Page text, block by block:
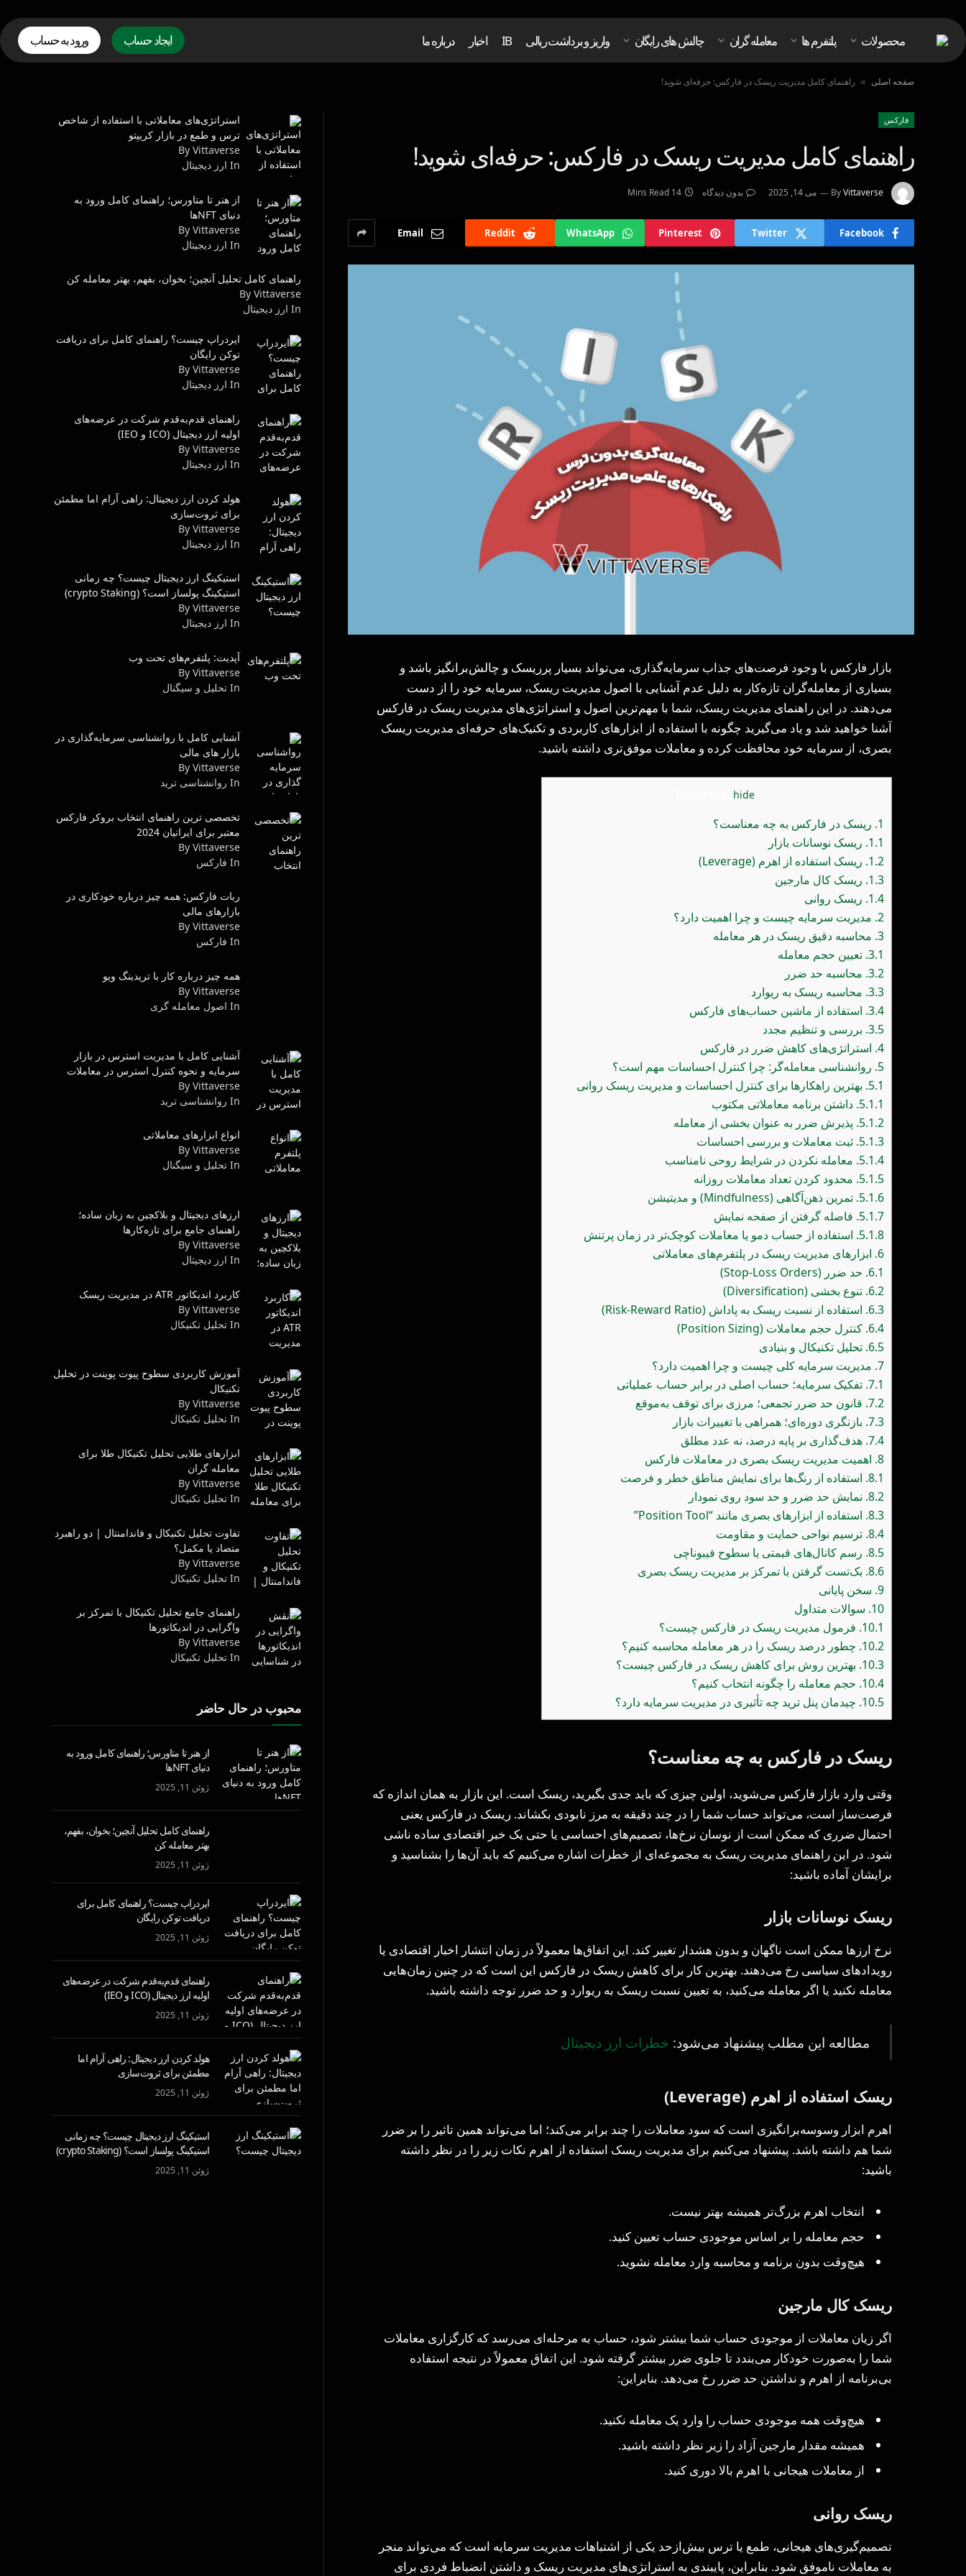
محصولات پلتفرم ها معامله گران چالش های رایگان واریز و برداشت ریالی IB اخبار درباره ما ایجاد حساب ورود به حساب
صفحه اصلی » راهنمای کامل مدیریت ریسک در فارکس: حرفه‌ای شوید!
فاركس
راهنمای کامل مدیریت ریسک در فارکس: حرفه‌ای شوید!
ByVittaverse می 14, 2025 بدون دیدگاه 14 Mins Read
Facebook
Twitter
Pinterest
WhatsApp
Reddit
Email
بازار فارکس با وجود فرصت‌های جذاب سرمایه‌گذاری، می‌تواند بسیار پرریسک و چالش‌برانگیز باشد و
بسیاری از معامله‌گران تازه‌کار به دلیل عدم آشنایی با اصول مدیریت ریسک، سرمایه خود را از دست
می‌دهند. در این راهنمای مدیریت ریسک، شما با مهم‌ترین اصول و استراتژی‌های مدیریت ریسک در فارکس
آشنا خواهید شد و یاد می‌گیرید چگونه با استفاده از ابزارهای کاربردی و تکنیک‌های حرفه‌ای مدیریت ریسک
بصری، از سرمایه خود محافظت کرده و معاملات موفق‌تری داشته باشید.
hide]
1. ریسک در فارکس به چه معناست؟
1.1. ریسک نوسانات بازار
1.2. ریسک استفاده از اهرم (Leverage)
1.3. ریسک کال مارجین
1.4. ریسک روانی
2. مدیریت سرمایه چیست و چرا اهمیت دارد؟
3. محاسبه دقیق ریسک در هر معامله
3.1. تعیین حجم معامله
3.2. محاسبه حد ضرر
3.3. محاسبه ریسک به ریوارد
3.4. استفاده از ماشین حساب‌های فارکس
3.5. بررسی و تنظیم مجدد
4. استراتژی‌های کاهش ضرر در فارکس
5. روانشناسی معامله‌گر: چرا کنترل احساسات مهم است؟
5.1. بهترین راهکارها برای کنترل احساسات و مدیریت ریسک روانی
5.1.1. داشتن برنامه معاملاتی مکتوب
5.1.2. پذیرش ضرر به عنوان بخشی از معامله
5.1.3. ثبت معاملات و بررسی احساسات
5.1.4. معامله نکردن در شرایط روحی نامناسب
5.1.5. محدود کردن تعداد معاملات روزانه
5.1.6. تمرین ذهن‌آگاهی (Mindfulness) و مدیتیشن
5.1.7. فاصله گرفتن از صفحه نمایش
5.1.8. استفاده از حساب دمو یا معاملات کوچک‌تر در زمان پرتنش
6. ابزارهای مدیریت ریسک در پلتفرم‌های معاملاتی
6.1. حد ضرر (Stop-Loss Orders)
6.2. تنوع بخشی (Diversification)
6.3. استفاده از نسبت ریسک به پاداش (Risk-Reward Ratio)
6.4. کنترل حجم معاملات (Position Sizing)
6.5. تحلیل تکنیکال و بنیادی
7. مدیریت سرمایه کلی چیست و چرا اهمیت دارد؟
7.1. تفکیک سرمایه؛ حساب اصلی در برابر حساب عملیاتی
7.2. قانون حد ضرر تجمعی؛ مرزی برای توقف به‌موقع
7.3. بازنگری دوره‌ای؛ همراهی با تغییرات بازار
7.4. هدف‌گذاری بر پایه درصد، نه عدد مطلق
8. اهمیت مدیریت ریسک بصری در معاملات فارکس
8.1. استفاده از رنگ‌ها برای نمایش مناطق خطر و فرصت
8.2. نمایش حد ضرر و حد سود روی نمودار
8.3. استفاده از ابزارهای بصری مانند “Position Tool”
8.4. ترسیم نواحی حمایت و مقاومت
8.5. رسم کانال‌های قیمتی یا سطوح فیبوناچی
8.6. بک‌تست گرفتن با تمرکز بر مدیریت ریسک بصری
9. سخن پایانی
10. سوالات متداول
10.1. فرمول مدیریت ریسک در فارکس چیست؟
10.2. چطور درصد ریسک را در هر معامله محاسبه کنیم؟
10.3. بهترین روش برای کاهش ریسک در فارکس چیست؟
10.4. حجم معامله را چگونه انتخاب کنیم؟
10.5. چیدمان پنل ترید چه تأثیری در مدیریت سرمایه دارد؟
ریسک در فارکس به چه معناست؟
وقتی وارد بازار فارکس می‌شوید، اولین چیزی که باید جدی بگیرید، ریسک است. این بازار به همان اندازه که
فرصت‌ساز است، می‌تواند حساب شما را در چند دقیقه به مرز نابودی بکشاند. ریسک در فارکس یعنی
احتمال ضرری که ممکن است از نوسان نرخ‌ها، تصمیم‌های احساسی یا حتی یک خبر اقتصادی ساده ناشی
شود. در این راهنمای مدیریت ریسک به مجموعه‌ای از خطرات اشاره می‌کنیم که باید آن‌ها را بشناسید و
برایشان آماده باشید:
ریسک نوسانات بازار
نرخ ارزها ممکن است ناگهان و بدون هشدار تغییر کند. این اتفاق‌ها معمولاً در زمان انتشار اخبار اقتصادی یا
رویدادهای سیاسی رخ می‌دهند. بهترین کار برای کاهش ریسک در فارکس این است که در چنین زمان‌هایی
معامله نکنید یا اگر معامله می‌کنید، به تعیین نسبت ریسک به ریوارد و حد ضرر توجه داشته باشید.
مطالعه این مطلب پیشنهاد می‌شود: خطرات ارز دیجیتال
ریسک استفاده از اهرم (Leverage)
اهرم ابزار وسوسه‌برانگیزی است که سود معاملات را چند برابر می‌کند؛ اما می‌تواند همین تاثیر را بر ضرر
شما هم داشته باشد. پیشنهاد می‌کنیم برای مدیریت ریسک استفاده از اهرم نکات زیر را در نظر داشته
باشید:
انتخاب اهرم بزرگ‌تر همیشه بهتر نیست.
حجم معامله را بر اساس موجودی حساب تعیین کنید.
هیچ‌وقت بدون برنامه و محاسبه وارد معامله نشوید.
ریسک کال مارجین
اگر زیان معاملات از موجودی حساب شما بیشتر شود، حساب به مرحله‌ای می‌رسد که کارگزاری معاملات
شما را به‌صورت خودکار می‌بندد تا جلوی ضرر بیشتر گرفته شود. این اتفاق معمولاً در نتیجه استفاده
بی‌برنامه از اهرم و نداشتن حد ضرر رخ می‌دهد. بنابراین:
هیچ‌وقت همه موجودی حساب را وارد یک معامله نکنید.
همیشه مقدار مارجین آزاد را زیر نظر داشته باشید.
از معاملات هیجانی با اهرم بالا دوری کنید.
ریسک روانی
تصمیم‌گیری‌های هیجانی، طمع یا ترس بیش‌از‌حد یکی از اشتباهات مدیریت سرمایه است که می‌تواند منجر
به معاملات ناموفق شود. بنابراین، پایبندی به استراتژی‌های مدیریت ریسک و داشتن انضباط فردی برای
استراتژی‌های معاملاتی با استفاده از شاخص
ترس و طمع در بازار کریپتو
By Vittaverse
In ارز دیجیتال
از هنر تا متاورس؛ راهنمای کامل ورود به
دنیای NFTها
By Vittaverse
In ارز دیجیتال
راهنمای کامل تحلیل آنچین؛ بخوان، بفهم، بهتر معامله کن
By Vittaverse
In ارز دیجیتال
ایردراپ چیست؟ راهنمای کامل برای دریافت
توکن رایگان
By Vittaverse
In ارز دیجیتال
راهنمای قدم‌به‌قدم شرکت در عرضه‌های
اولیه ارز دیجیتال (ICO و IEO)
By Vittaverse
In ارز دیجیتال
هولد کردن ارز دیجیتال: راهی آرام اما مطمئن
برای ثروت‌سازی
By Vittaverse
In ارز دیجیتال
استیکینگ ارز دیجیتال چیست؟ چه زمانی
استیکینگ پولساز است؟ (crypto Staking)
By Vittaverse
In ارز دیجیتال
آپدیت: پلتفرم‌های تحت وب
By Vittaverse
In تحلیل و سیگنال
آشنایی کامل با روانشناسی سرمایه‌گذاری در
بازار های مالی
By Vittaverse
In روانشناسى ترید
تخصصی ترین راهنمای انتخاب بروکر فارکس
معتبر برای ایرانیان 2024
By Vittaverse
In فاركس
ربات فارکس: همه چیز درباره خودکاری در
بازارهای مالی
By Vittaverse
In فاركس
همه چیز درباره کار با تریدینگ ویو
By Vittaverse
In اصول معامله گرى
آشنایی کامل با مدیریت استرس در بازار
سرمایه و نحوه کنترل استرس در معاملات
By Vittaverse
In روانشناسى ترید
انواع ابزارهای معاملاتی
By Vittaverse
In تحلیل و سیگنال
ارزهای دیجیتال و بلاکچین به زبان ساده؛
راهنمای جامع برای تازه‌کارها
By Vittaverse
In ارز دیجیتال
کاربرد اندیکاتور ATR در مدیریت ریسک
By Vittaverse
In تحليل تكنيكال
آموزش کاربردی سطوح پیوت پوینت در تحلیل
تکنیکال
By Vittaverse
In تحليل تكنيكال
ابزارهای طلایی تحلیل تکنیکال طلا برای
معامله گران
By Vittaverse
In تحليل تكنيكال
تفاوت تحلیل تکنیکال و فاندامنتال | دو راهبرد
متضاد یا مکمل؟
By Vittaverse
In تحليل تكنيكال
راهنمای جامع تحلیل تکنیکال با تمرکز بر
واگرایی در اندیکاتورها
By Vittaverse
In تحليل تكنيكال
محبوب در حال حاضر
از هنر تا متاورس؛ راهنمای کامل ورود به
دنیای NFTها
ژوئن 11, 2025
راهنمای کامل تحلیل آنچین؛ بخوان، بفهم،
بهتر معامله کن
ژوئن 11, 2025
ایردراپ چیست؟ راهنمای کامل برای
دریافت توکن رایگان
ژوئن 11, 2025
راهنمای قدم‌به‌قدم شرکت در عرضه‌های
اولیه ارز دیجیتال (ICO و IEO)
ژوئن 11, 2025
هولد کردن ارز دیجیتال: راهی آرام اما
مطمئن برای ثروت‌سازی
ژوئن 11, 2025
استیکینگ ارز دیجیتال چیست؟ چه زمانی
استیکینگ پولساز است؟ (crypto Staking)
ژوئن 11, 2025